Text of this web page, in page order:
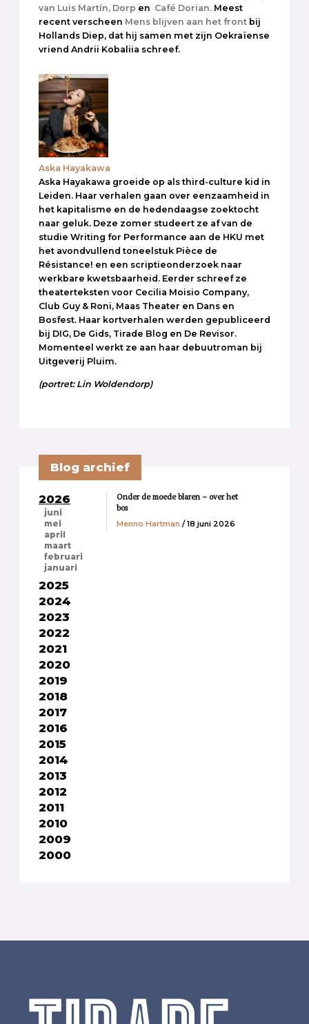
van Luis Martín, Dorp en Café Dorian. Meest
recent verscheen Mens blijven aan het front bij
Hollands Diep, dat hij samen met zijn Oekraïense
vriend Andrii Kobaliia schreef.
Aska Hayakawa
Aska Hayakawa groeide op als third-culture kid in
Leiden. Haar verhalen gaan over eenzaamheid in
het kapitalisme en de hedendaagse zoektocht
naar geluk. Deze zomer studeert ze af van de
studie Writing for Performance aan de HKU met
het avondvullend toneelstuk Pièce de
Résistance! en een scriptieonderzoek naar
werkbare kwetsbaarheid. Eerder schreef ze
theaterteksten voor Cecilia Moisio Company,
Club Guy & Roni, Maas Theater en Dans en
Bosfest. Haar kortverhalen werden gepubliceerd
bij DIG, De Gids, Tirade Blog en De Revisor.
Momenteel werkt ze aan haar debuutroman bij
Uitgeverij Pluim.
(portret: Lin Woldendorp)
Blog archief
2026
juni
mei
april
maart
februari
januari
2025
2024
2023
2022
2021
2020
2019
2018
2017
2016
2015
2014
2013
2012
2011
2010
2009
2000
Onder de moede blaren – over het
bos
Menno Hartman / 18 juni 2026